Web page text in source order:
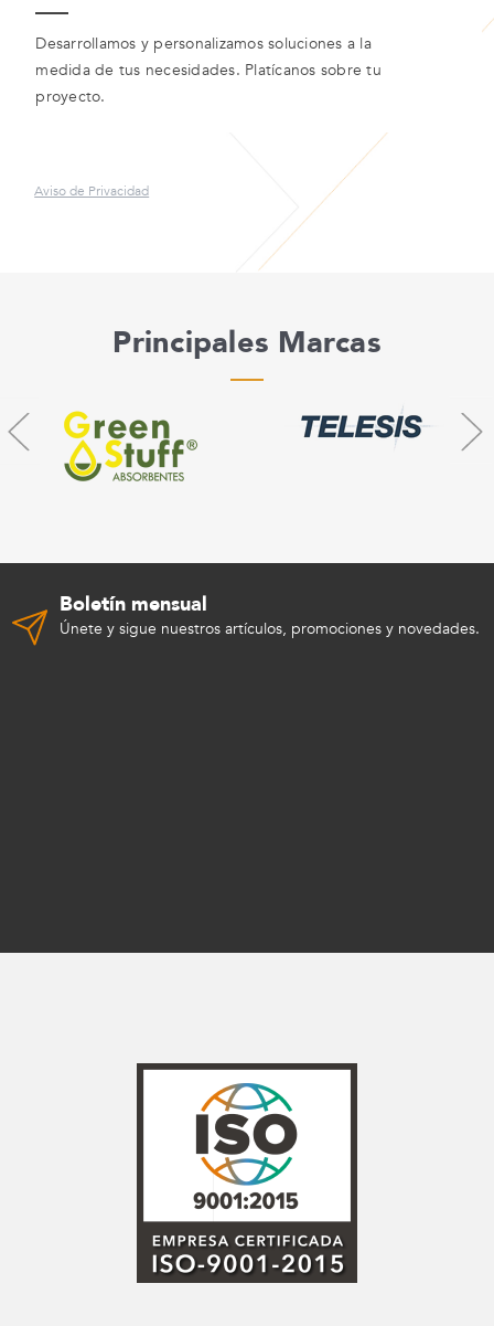
Desarrollamos y personalizamos soluciones a la
medida de tus necesidades. Platícanos sobre tu
proyecto.
Aviso de Privacidad
Principales Marcas
Boletín mensual
Únete y sigue nuestros artículos, promociones y novedades.